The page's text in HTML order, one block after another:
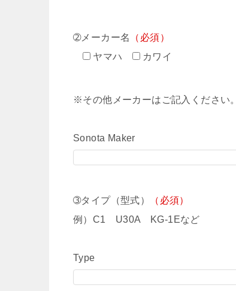
➁メーカー名
（必須）
ヤマハ
カワイ
※その他メーカーはご記入ください。
Sonota Maker
➂タイプ（型式）
（必須）
例）C1 U30A KG-1Eなど
Type